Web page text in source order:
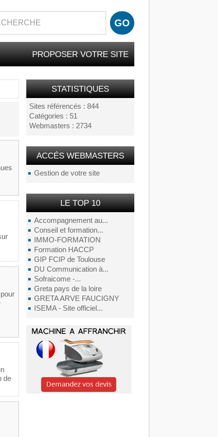
PROPOSER VOTRE SITE
STATISTIQUES
Sites référencés : 844
Catégories : 51
Webmasters : 2734
ACCÉS WEBMASTERS
Gestion de votre site
LE TOP 10
Accompagnement au...
Conseil et formation...
IMMO-FORMATION
Formation HACCP
GIP FCIP de Toulouse
DU Communication à...
Sofraicome -...
Greta pays de la loire
GRETA ARVE FAUCIGNY
ISEMA - Site officiel...
de